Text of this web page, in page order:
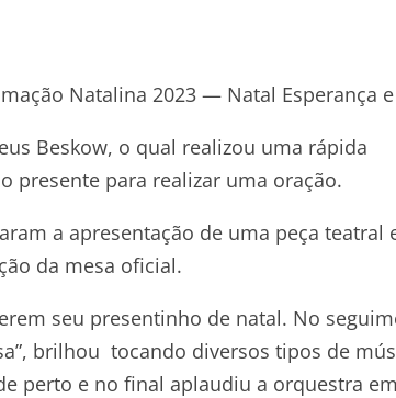
Natalina 2023 — Natal Esperança e
Beskow, o qual realizou uma rápida
presente para realizar uma oração.
a apresentação de uma peça teatral
da mesa oficial.
seu presentinho de natal. No
brilhou tocando diversos tipos de
perto e no final aplaudiu a orquestra